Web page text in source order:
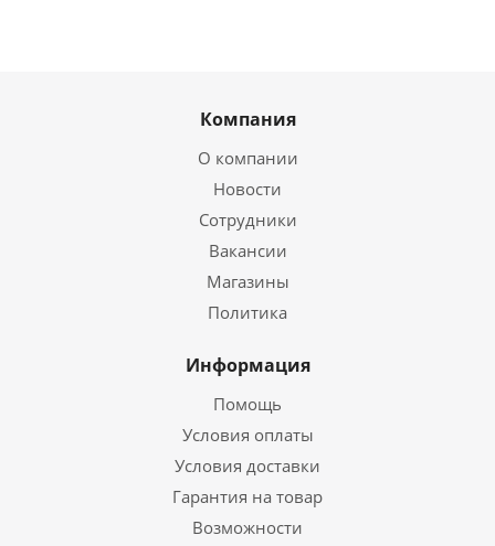
Компания
О компании
Новости
Сотрудники
Вакансии
Магазины
Политика
Информация
Помощь
Условия оплаты
Условия доставки
Гарантия на товар
Возможности